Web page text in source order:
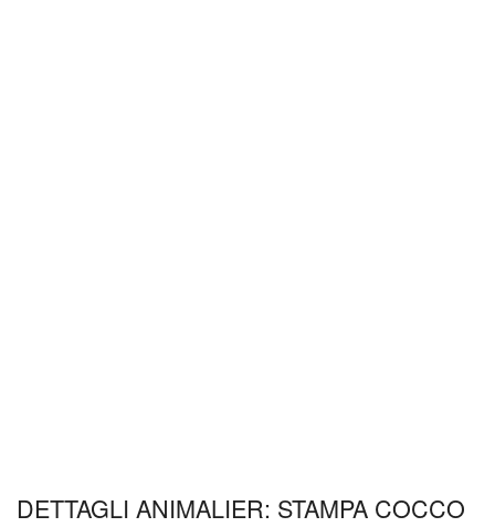
DETTAGLI ANIMALIER: STAMPA COCCO